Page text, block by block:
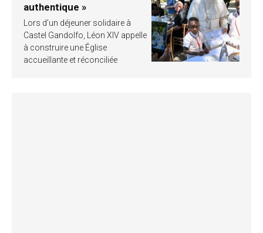
authentique »
Lors d’un déjeuner solidaire à
Castel Gandolfo, Léon XIV appelle
à construire une Église
accueillante et réconciliée